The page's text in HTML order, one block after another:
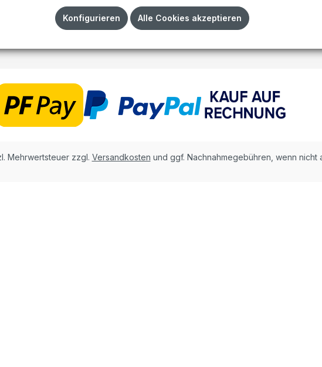
Impressum
Mehrwertsteuer zzgl. Versandkosten und ggf. Nachnahmegebühren, wenn nicht
Konfigurieren Alle Cookies akzeptieren